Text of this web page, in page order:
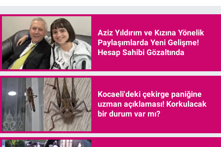
Aziz Yıldırım ve Kızına Yönelik
Paylaşımlarda Yeni Gelişme!
Hesap Sahibi Gözaltında
Kocaeli'deki çekirge paniğine
uzman açıklaması! Korkulacak
bir durum var mı?